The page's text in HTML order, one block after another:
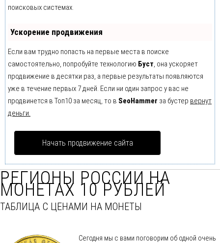
поисковых системах.
Ускорение продвижения
Если вам трудно попасть на первые места в поиске
самостоятельно, попробуйте технологию Буст, она ускоряет
продвижение в десятки раз, а первые результаты появляются
уже в течение первых 7 дней. Если ни один запрос у вас не
продвинется в Топ10 за месяц, то в SeoHammer за бустер вернут
деньги.
Начать продвижение сайта
РЕГИОНЫ РОССИИ НА
МОНЕТАХ 10 РУБЛЕЙ
ТАБЛИЦА С ЦЕНАМИ НА МОНЕТЫ
Сегодня мы с вами поговорим об одной очень